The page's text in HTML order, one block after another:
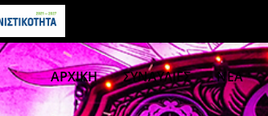
ΑΡΧΙΚΗ ΣΥΝΑΥΛΙΕΣ ΝΕΑ